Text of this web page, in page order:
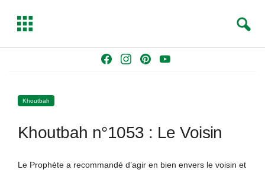
o
g
Y
b
T
g
e
a
Khoutbah
Khoutbah n°1053 : Le Voisin
Le Prophète a recommandé d’agir en bien envers le voisin et